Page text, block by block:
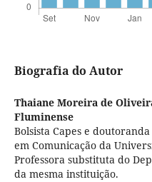
Biografia do Autor
Thaiane Moreira de
Fluminense
Bolsista Capes e
em Comunicação da
Professora substituta do
da mesma instituição.